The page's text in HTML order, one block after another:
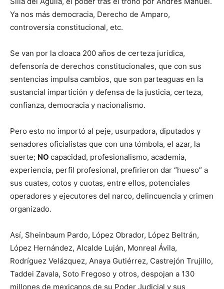
Ya nos más democracia, Derecho de Amparo,
controversia constitucional, etc.
Se van por la cloaca 200 años de certeza jurídica,
defensoría de derechos constitucionales, que con sus
sentencias impulsa cambios, que son parteaguas en la
sustancial impartición y defensa de la justicia, certeza,
confianza, democracia y nacionalismo.
Pero esto no importó al peje, usurpadora, diputados y
senadores oficialistas que con una tómbola, el azar, la
suerte; NO capacidad, profesionalismo, academia,
experiencia, perfil profesional, prefirieron dar “hueso” a
sus cuates, cotos y cuotas, entre ellos, potenciales
operadores y ejecutores del narco, delincuencia y crimen
organizado.
Así, Sheinbaum Pardo, López Obrador, López Beltrán,
López Hernández, Alcalde Luján, Monreal Ávila,
Rodríguez Velázquez, Anaya Gutiérrez, Castrejón Trujillo,
Taddei Zavala, Soto Fregoso y otros, despojan a 130
millones de mexicanos de su Poder Judicial y sus